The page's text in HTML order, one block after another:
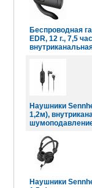
Беспроводная
EDR, 12 г., 7,5
Наушники
1,2м),
Наушники